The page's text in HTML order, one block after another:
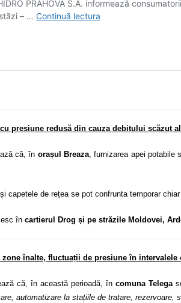
presiune redusă din cauza debitului scăzut
că, în orașul Breaza , furnizarea apei
capetele de rețea se pot confrunta temporar
în cartierul Drog și pe străzile Moldovei,
zone înalte, fluctuații de presiune în
că, în această perioadă, în comuna Telega
automatizare la stațiile de tratare, rezervoare,